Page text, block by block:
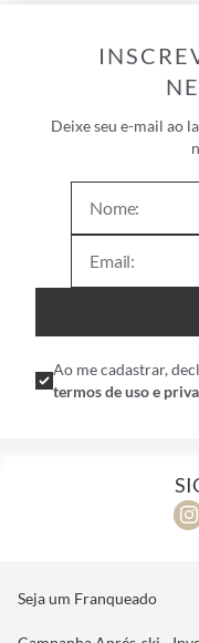
Deixe seu e-mail ao
Ao me cadastrar,
termos de uso e
Seja um Franqueado